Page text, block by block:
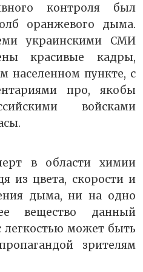
контроля был
оранжевого дыма.
украинскими СМИ
красивые кадры,
населенном пункте, с
про, якобы
войсками
в области химии
из цвета, скорости и
дыма, ни на одно
вещество данный
легкостью может быть
зрителям